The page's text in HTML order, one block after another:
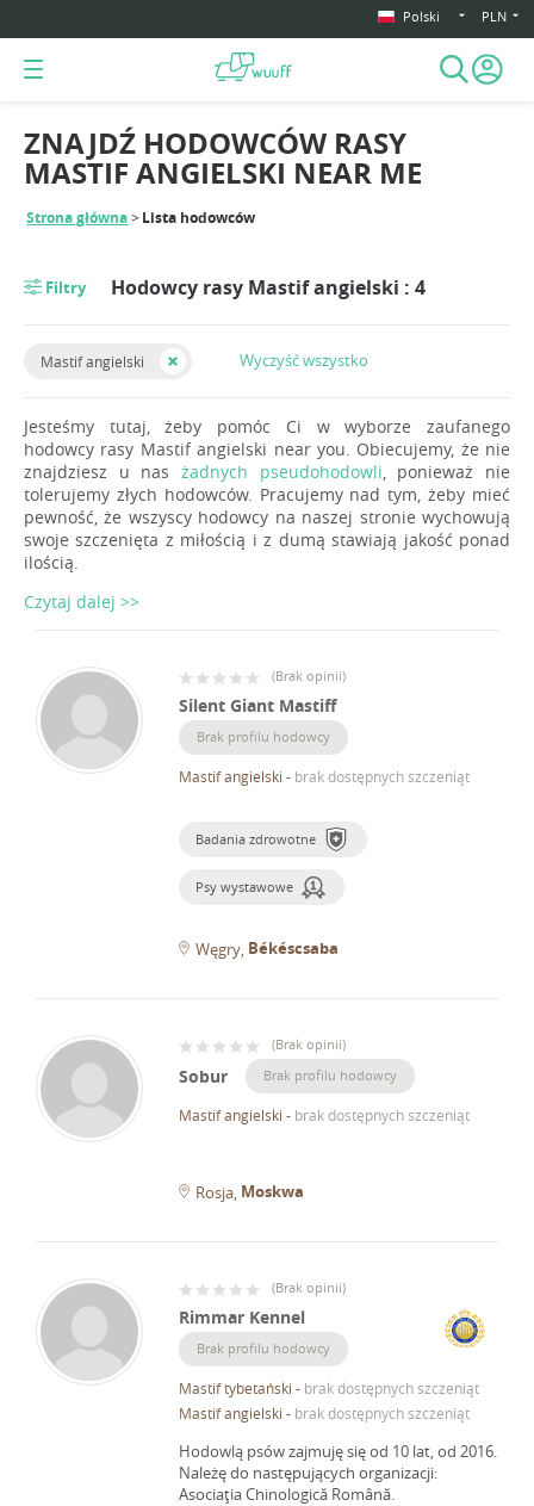
Polski PLN
Strona główna Lista hodowców
ZNAJDŹ HODOWCÓW RASY
MASTIF ANGIELSKI NEAR ME
Filtry Hodowcy rasy Mastif angielski : 4
Mastif angielski Wyczyść wszystko
Jesteśmy tutaj, żeby pomóc Ci w wyborze zaufanego
hodowcy rasy Mastif angielski near you. Obiecujemy, że nie
znajdziesz u nas żadnych pseudohodowli , ponieważ nie
tolerujemy złych hodowców. Pracujemy nad tym, żeby mieć
pewność, że wszyscy hodowcy na naszej stronie wychowują
swoje szczenięta z miłością i z dumą stawiają jakość ponad
ilością.
Czytaj dalej >>
(Brak opinii)
Silent Giant Mastiff
Brak profilu hodowcy
Mastif angielski - brak dostępnych szczeniąt
Badania zdrowotne
Psy wystawowe
Węgry Békéscsaba
(Brak opinii)
Sobur Brak profilu hodowcy
Mastif angielski - brak dostępnych szczeniąt
Rosja Moskwa
(Brak opinii)
Rimmar Kennel
Brak profilu hodowcy
Mastif tybetański - brak dostępnych szczeniąt
Mastif angielski - brak dostępnych szczeniąt
Hodowlą psów zajmuję się od 10 lat, od 2016.
Należę do następujących organizacji:
Asociaţia Chinologică Română.